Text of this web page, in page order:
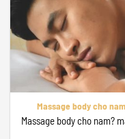
Massage body cho
Massage body cho nam?